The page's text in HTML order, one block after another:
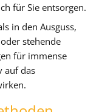
für Sie entsorgen.
in den Ausguss,
stehende
für immense
auf das